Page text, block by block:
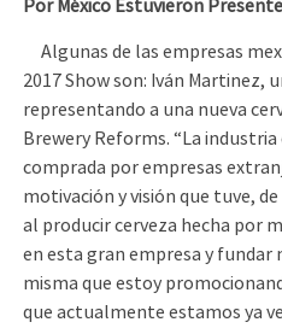
Por México Estuvieron
Algunas de las empresas
2017 Show son: Iván Martinez,
representando a una nueva
Brewery Reforms. “La industria
comprada por empresas
motivación y visión que tuve,
al producir cerveza hecha por
en esta gran empresa y
misma que estoy
que actualmente estamos ya